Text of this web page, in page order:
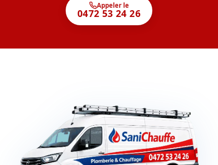
Appeler le
0472 53 24 26